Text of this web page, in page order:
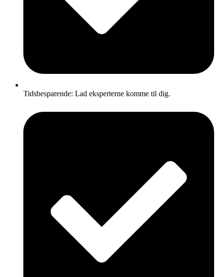
Tidsbesparende: Lad eksperterne komme til dig.